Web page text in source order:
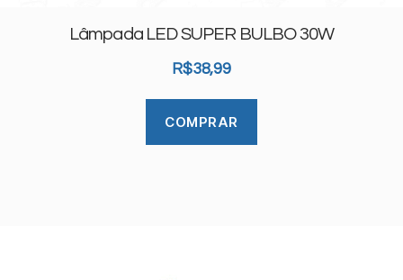
Lâmpada LED SUPER BULBO 30W
R$38,99
COMPRAR